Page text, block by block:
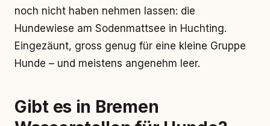
noch nicht haben nehmen lassen: die
Hundewiese am Sodenmattsee in Huchting.
Eingezäunt, gross genug für eine kleine Gruppe
Hunde – und meistens angenehm leer.
Gibt es in Bremen